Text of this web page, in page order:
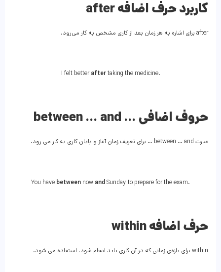
کاربرد حرف اضافه after
after برای اشاره به هر زمان بعد از کاری مشخص به کار می‌رود.
I felt betteraftertaking the medicine.
between … and … حروف اضافی
عبارت between … and … برای تعریف زمان آغاز و پایان کاری به کار می رود.
You have between now andSunday to prepare for the exam.
within حرف اضافه
within برای بازه‌ی زمانی که در آن کاری باید انجام شود، استفاده می شود.